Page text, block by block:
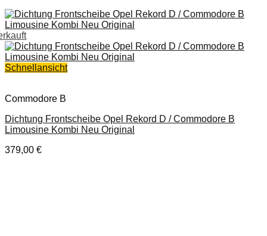
Schnellansicht
Commodore B
Dichtung Frontscheibe Opel Rekord D / Commodore B
Limousine Kombi Neu Original
379,00 €